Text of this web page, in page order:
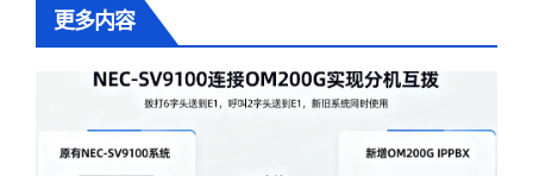
更多内容